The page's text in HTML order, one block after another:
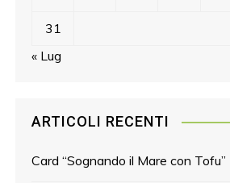
31
« Lug
ARTICOLI RECENTI
Card “Sognando il Mare con Tofu”